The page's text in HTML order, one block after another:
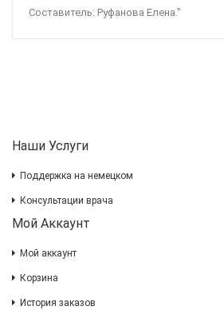
Составитель: Руфанова Елена."
Наши Услуги
Поддержка на немецком
Консультации врача
Мой Аккаунт
Мой аккаунт
Корзина
История заказов